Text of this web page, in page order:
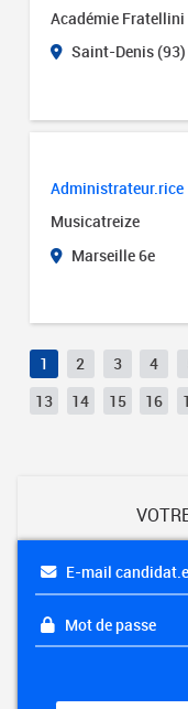
Académie Fratellini
Saint-Denis (93)
Administrateur.rice
Musicatreize
Marseille 6e
1 2 3 4
13
14 15 16
E-mail candidat.e
Mot de passe